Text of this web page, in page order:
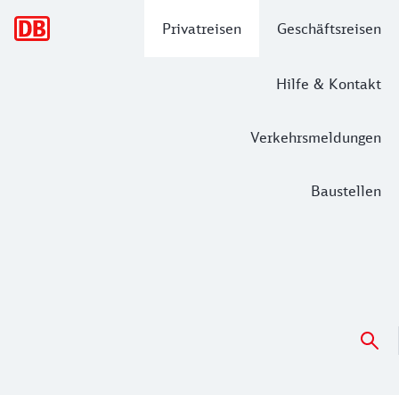
Privatreisen Geschäftsreisen
Hilfe & Kontakt
Verkehrsmeldungen
Baustellen